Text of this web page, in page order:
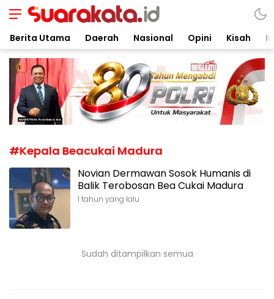
Suarakata.id
Kata Bicara Suara Bergerak
Berita Utama Daerah Nasional Opini Kisah
#Kepala Beacukai Madura
Novian Dermawan Sosok Humanis di
Balik Terobosan Bea Cukai Madura
1 tahun yang lalu
Sudah ditampilkan semua